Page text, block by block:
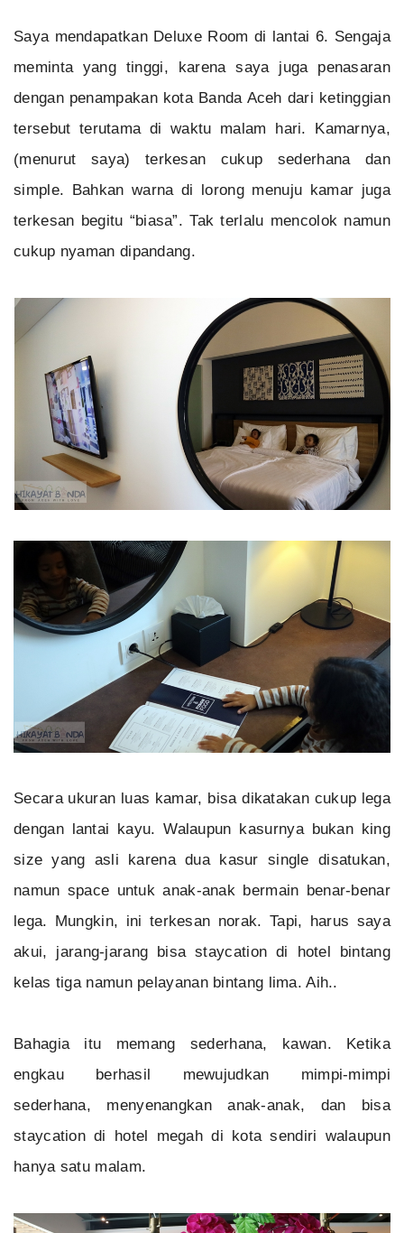
Saya mendapatkan Deluxe Room di lantai 6. Sengaja
meminta yang tinggi, karena saya juga penasaran
dengan penampakan kota Banda Aceh dari ketinggian
tersebut terutama di waktu malam hari. Kamarnya,
(menurut saya) terkesan cukup sederhana dan
simple. Bahkan warna di lorong menuju kamar juga
terkesan begitu “biasa”. Tak terlalu mencolok namun
cukup nyaman dipandang.
Secara ukuran luas kamar, bisa dikatakan cukup lega
dengan lantai kayu. Walaupun kasurnya bukan king
size yang asli karena dua kasur single disatukan,
namun space untuk anak-anak bermain benar-benar
lega. Mungkin, ini terkesan norak. Tapi, harus saya
akui, jarang-jarang bisa staycation di hotel bintang
kelas tiga namun pelayanan bintang lima. Aih..
Bahagia itu memang sederhana, kawan. Ketika
engkau berhasil mewujudkan mimpi-mimpi
sederhana, menyenangkan anak-anak, dan bisa
staycation di hotel megah di kota sendiri walaupun
hanya satu malam.